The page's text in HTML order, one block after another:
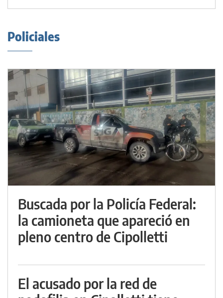
Policiales
Buscada por la Policía Federal:
la camioneta que apareció en
pleno centro de Cipolletti
El acusado por la red de